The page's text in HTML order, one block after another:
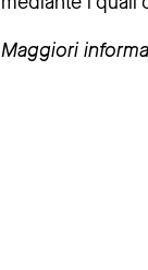
Maggiori